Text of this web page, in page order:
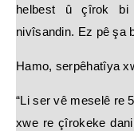
helbest û çîrok bi
nivîsandin. Ez pê şa
Hamo, serpêhatîya
“Li ser vê meselê re
xwe re çîrokeke